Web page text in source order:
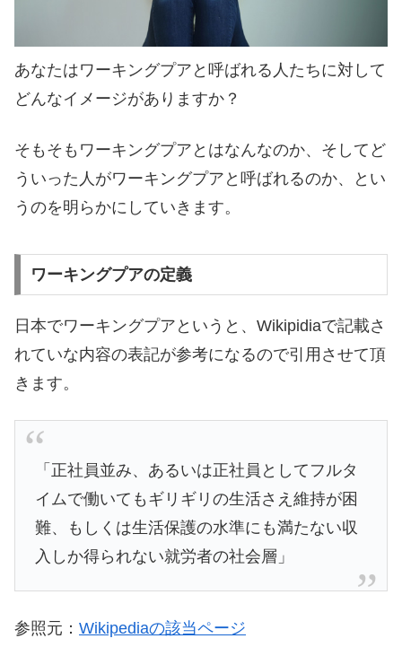
あなたはワーキングプアと呼ばれる人たちに対して
どんなイメージがありますか？
そもそもワーキングプアとはなんなのか、そしてど
ういった人がワーキングプアと呼ばれるのか、とい
うのを明らかにしていきます。
ワーキングプアの定義
日本でワーキングプアというと、Wikipidiaで記載さ
れていな内容の表記が参考になるので引用させて頂
きます。
「正社員並み、あるいは正社員としてフルタ
イムで働いてもギリギリの生活さえ維持が困
難、もしくは生活保護の水準にも満たない収
入しか得られない就労者の社会層」
参照元： Wikipediaの該当ページ